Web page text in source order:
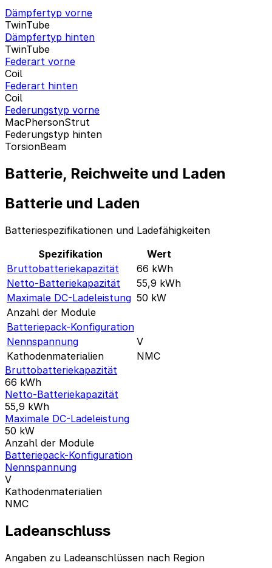
Dämpfertyp vorne
TwinTube
Dämpfertyp hinten
TwinTube
Federart vorne
Coil
Federart hinten
Coil
Federungstyp vorne
MacPhersonStrut
Federungstyp hinten
TorsionBeam
Batterie, Reichweite und Laden
Batterie und Laden
Batteriespezifikationen und Ladefähigkeiten
Spezifikation
Wert
Bruttobatteriekapazität
66 kWh
Netto-Batteriekapazität
55,9 kWh
Maximale DC-Ladeleistung 50 kW
Anzahl der Module
Batteriepack-Konfiguration
Nennspannung
V
Kathodenmaterialien
NMC
Bruttobatteriekapazität
66 kWh
Netto-Batteriekapazität
55,9 kWh
Maximale DC-Ladeleistung
50 kW
Anzahl der Module
Batteriepack-Konfiguration
Nennspannung
V
Kathodenmaterialien
NMC
Ladeanschluss
Angaben zu Ladeanschlüssen nach Region